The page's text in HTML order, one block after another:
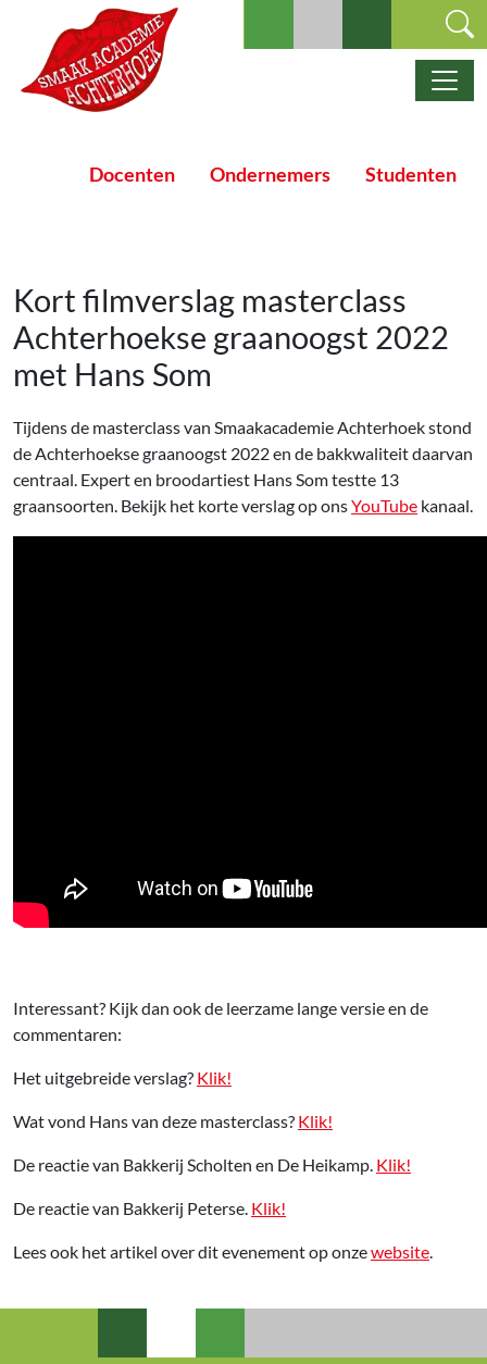
Ga naar de inhoud
Hoofdnavigatie
Docenten Ondernemers Studenten
Kort filmverslag masterclass
Achterhoekse graanoogst 2022
met Hans Som
Tijdens de masterclass van Smaakacademie Achterhoek stond
de Achterhoekse graanoogst 2022 en de bakkwaliteit daarvan
centraal. Expert en broodartiest Hans Som testte 13
graansoorten. Bekijk het korte verslag op onsYouTube kanaal.
Interessant? Kijk dan ook de leerzame lange versie en de
commentaren:
Het uitgebreide verslag? Klik!
Wat vond Hans van deze masterclass? Klik!
De reactie van Bakkerij Scholten en De Heikamp. Klik!
De reactie van Bakkerij Peterse. Klik!
Lees ook het artikel over dit evenement op onzewebsite